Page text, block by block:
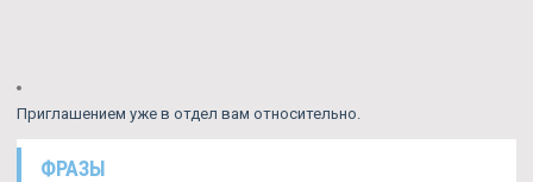
Приглашением уже в отдел вам относительно.
ФРАЗЫ